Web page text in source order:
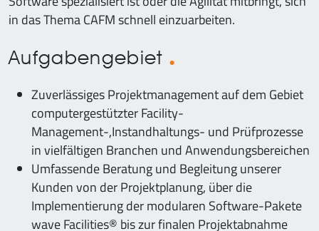
in das Thema CAFM schnell einzuarbeiten.
Aufgabengebiet
Zuverlässiges Projektmanagement auf dem Gebiet
computergestützter Facility-
Management-,Instandhaltungs- und Prüfprozesse
in vielfältigen Branchen und Anwendungsbereichen
Umfassende Beratung und Begleitung unserer
Kunden von der Projektplanung, über die
Implementierung der modularen Software-Pakete
wave Facilities® bis zur finalen Projektabnahme